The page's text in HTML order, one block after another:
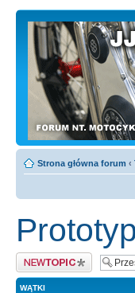
Strona główna forum ‹
Napisz wątek
WĄTKI